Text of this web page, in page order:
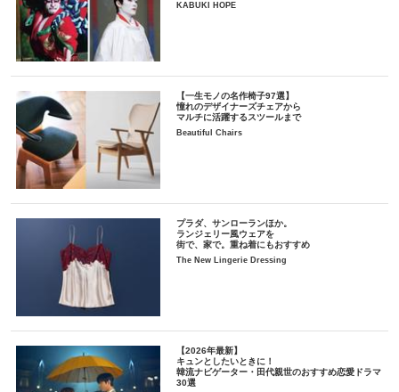
KABUKI HOPE
【一生モノの名作椅子97選】
憧れのデザイナーズチェアから
マルチに活躍するスツールまで
Beautiful Chairs
プラダ、サンローランほか。
ランジェリー風ウェアを
街で、家で。重ね着にもおすすめ
The New Lingerie Dressing
【2026年最新】
キュンとしたいときに！
韓流ナビゲーター・田代親世のおすすめ恋愛ドラマ
30選